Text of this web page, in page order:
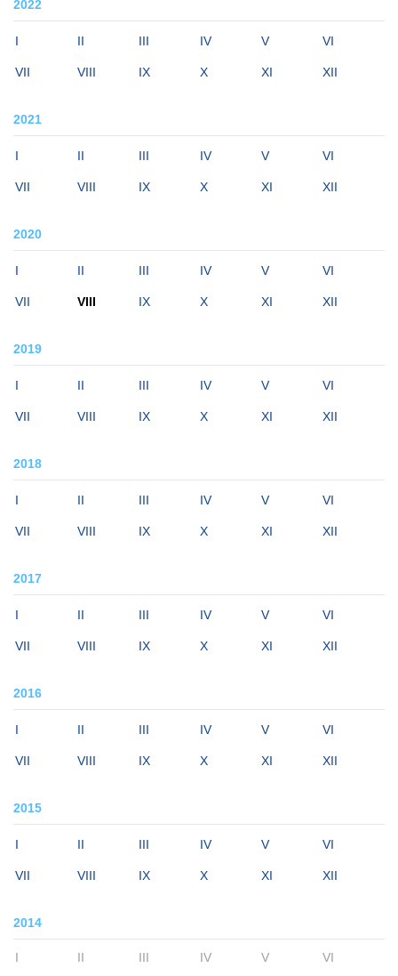
2022
I II III IV V VI
VII VIII IX X XI XII
2021
I II III IV V VI
VII VIII IX X XI XII
2020
I II III IV V VI
VII VIII IX X XI XII
2019
I II III IV V VI
VII VIII IX X XI XII
2018
I II III IV V VI
VII VIII IX X XI XII
2017
I II III IV V VI
VII VIII IX X XI XII
2016
I II III IV V VI
VII VIII IX X XI XII
2015
I II III IV V VI
VII VIII IX X XI XII
2014
I II III IV V VI